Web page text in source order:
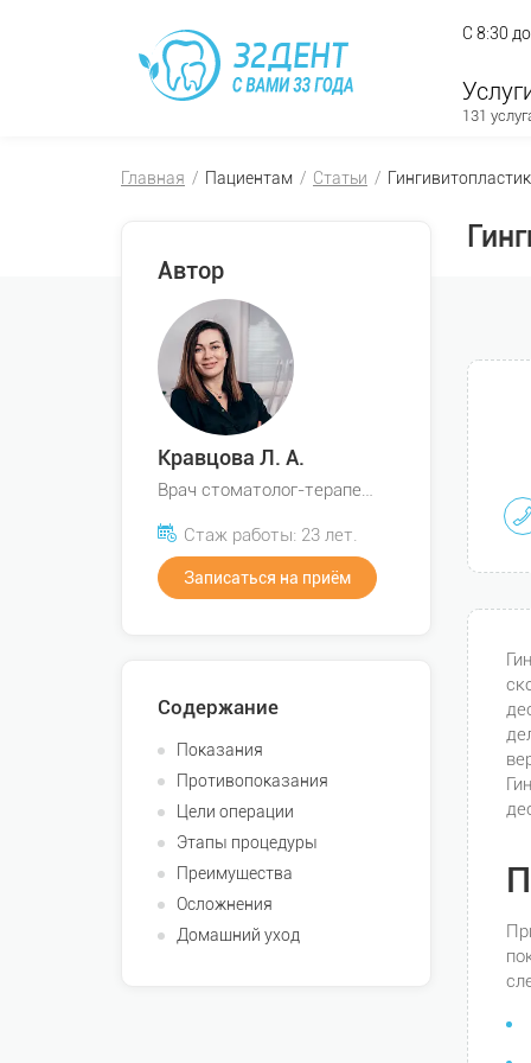
С 8:30
131
Главная Пациентам Статьи
Автор
Кравцова Л. А.
Стаж работы: 23 лет.
Записаться на приём
Содержание
Показания
Противопоказания
Цели операции
Этапы процедуры
Преимущества
Осложнения
Домашний уход